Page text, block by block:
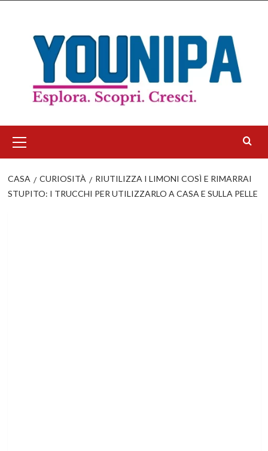
contenuto
principale
CASA CURIOSITÀ
RIUTILIZZA I LIMONI COSÌ E RIMARRAI
STUPITO: I TRUCCHI PER UTILIZZARLO A CASA E SULLA PELLE